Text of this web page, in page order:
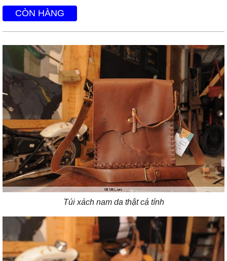
CÒN HÀNG
Túi xách nam da thật cá tính